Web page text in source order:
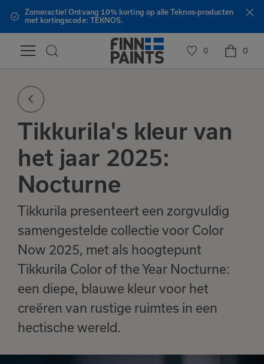
Zomeractie! Ontvang 10% korting op alle Teknos-producten
met kortingscode: TEKNOS.
0 0
Tikkurila's kleur van
het jaar 2025:
Nocturne
Tikkurila presenteert een zorgvuldig
samengestelde collectie voor Color
Now 2025, met als hoogtepunt
Tikkurila Color of the Year Nocturne:
een diepe, blauwe kleur voor het
creëren van rustige ruimtes in een
hectische wereld.